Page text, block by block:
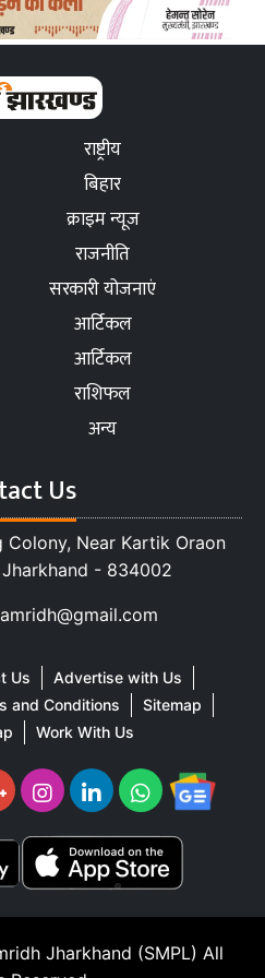
राष्ट्रीय
बिहार
क्राइम न्यूज
राजनीति
सरकारी योजनाएं
आर्टिकल
आर्टिकल
राशिफल
अन्य
Us
Colony, Near Kartik Oraon
- 834002
Us
Advertise with Us
and Conditions
Sitemap
Work With Us
Jharkhand (SMPL) All